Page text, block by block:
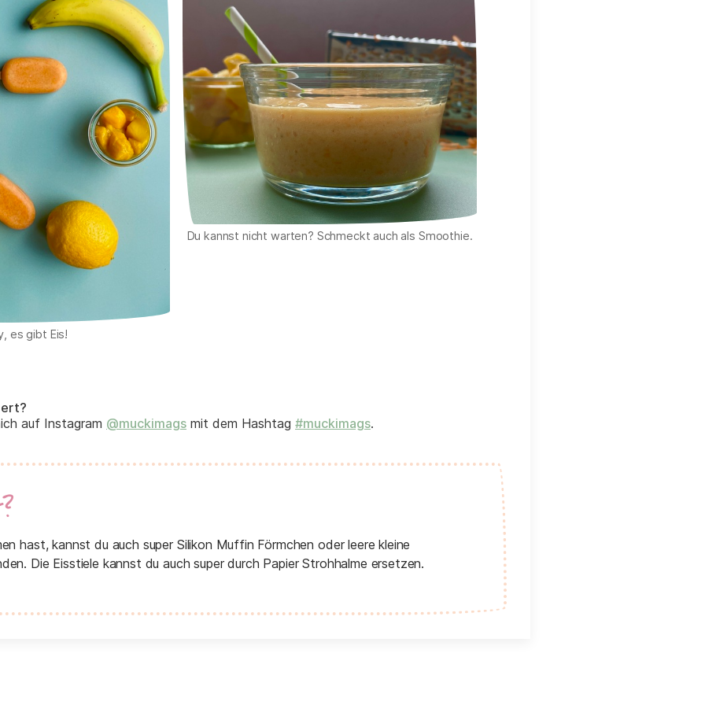
es gibt Eis!
Du kannst nicht warten? Schmeckt auch als Smoothie.
auf Instagram @muckimags mit dem Hashtag #muckimags.
hast, kannst du auch super Silikon Muffin Förmchen oder leere kleine
Die Eisstiele kannst du auch super durch Papier Strohhalme ersetzen.